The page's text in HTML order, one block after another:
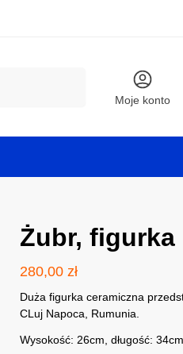
Moje konto
Żubr, figurka
280,00zł
Duża figurka ceramiczna
CLuj Napoca, Rumunia.
Wysokość: 26cm, długość: 34cm